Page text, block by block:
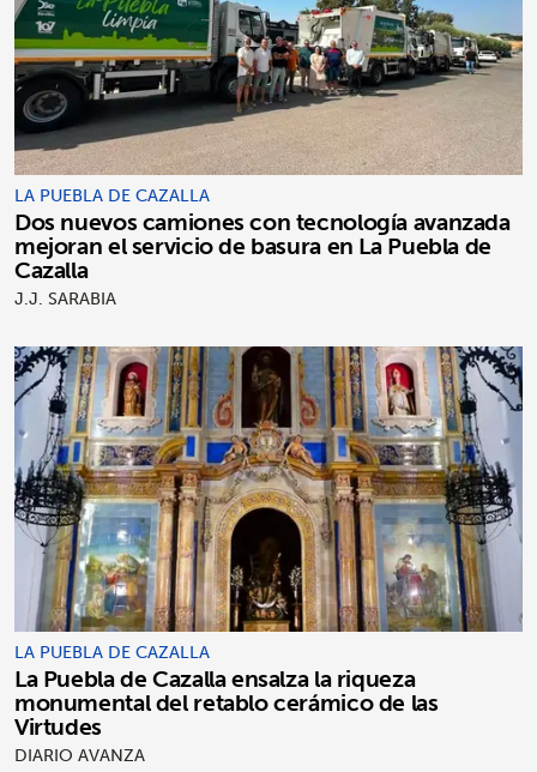
LA PUEBLA DE CAZALLA
Dos nuevos camiones con tecnología avanzada
mejoran el servicio de basura en La Puebla de
Cazalla
J.J. SARABIA
LA PUEBLA DE CAZALLA
La Puebla de Cazalla ensalza la riqueza
monumental del retablo cerámico de las
Virtudes
DIARIO AVANZA